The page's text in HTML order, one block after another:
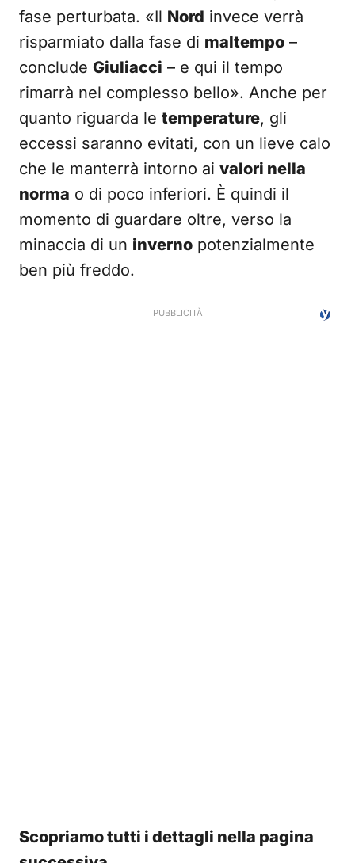
fase perturbata. «Il Nord invece verrà
risparmiato dalla fase di maltempo –
conclude Giuliacci – e qui il tempo
rimarrà nel complesso bello». Anche per
quanto riguarda le temperature, gli
eccessi saranno evitati, con un lieve calo
che le manterrà intorno ai valori nella
norma o di poco inferiori. È quindi il
momento di guardare oltre, verso la
minaccia di un inverno potenzialmente
ben più freddo.
Scopriamo tutti i dettagli nella pagina